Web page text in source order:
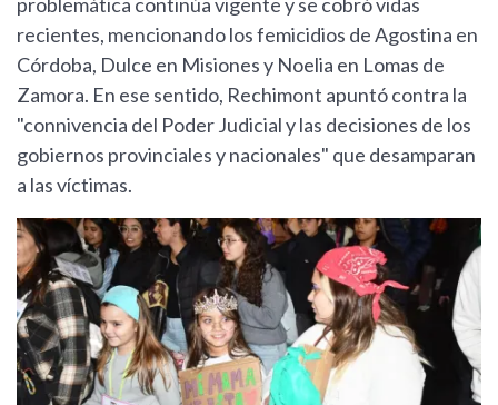
recientes, mencionando los femicidios de Agostina en
Córdoba, Dulce en Misiones y Noelia en Lomas de
Zamora. En ese sentido, Rechimont apuntó contra la
"connivencia del Poder Judicial y las decisiones de los
gobiernos provinciales y nacionales" que desamparan
a las víctimas.